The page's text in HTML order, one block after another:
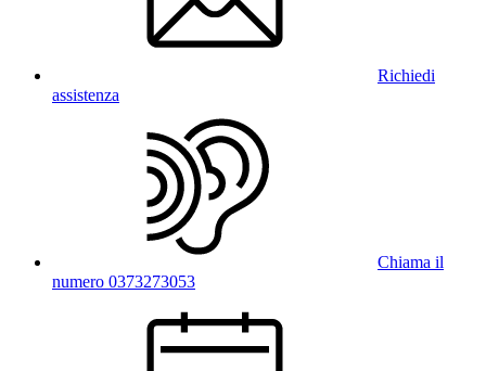
Richiedi
assistenza
Chiama il
numero 0373273053